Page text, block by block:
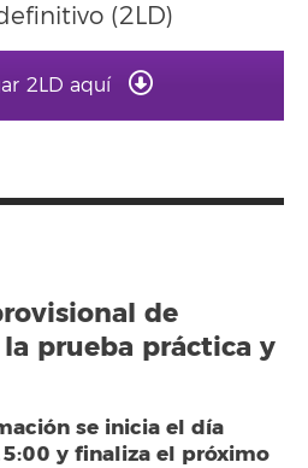
(2LD)
2LD aquí
de
prueba práctica y
se inicia el día
y finaliza el próximo